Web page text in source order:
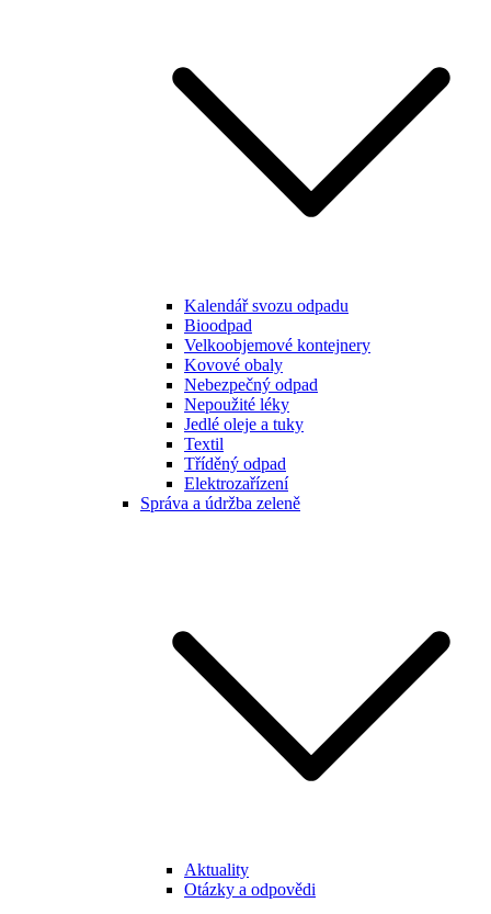
Kalendář svozu odpadu
Bioodpad
Velkoobjemové kontejnery
Kovové obaly
Nebezpečný odpad
Nepoužité léky
Jedlé oleje a tuky
Textil
Tříděný odpad
Elektrozařízení
Správa a údržba zeleně
Aktuality
Otázky a odpovědi